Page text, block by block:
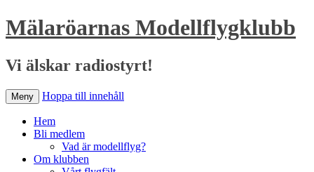
Mälaröarnas Modellflygklubb
Vi älskar radiostyrt!
Meny Hoppa till innehåll
Hem
Bli medlem
Vad är modellflyg?
Om klubben